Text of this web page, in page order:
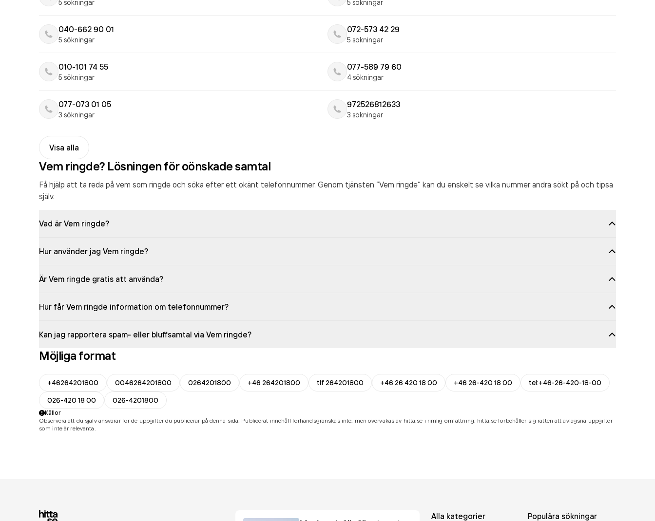
5 sökningar 5 sökningar
040-662 90 01
5 sökningar
072-573 42 29
5 sökningar
010-101 74 55
5 sökningar
077-589 79 60
4 sökningar
077-073 01 05
3 sökningar
972526812633
3 sökningar
Visa alla
Vem ringde? Lösningen för oönskade samtal
Få hjälp att ta reda på vem som ringde och söka efter ett okänt telefonnummer. Genom tjänsten “Vem ringde” kan du enskelt se vilka nummer andra sökt på och tipsa
själv.
Vad är Vem ringde?
Hur använder jag Vem ringde?
Är Vem ringde gratis att använda?
Hur får Vem ringde information om telefonnummer?
Kan jag rapportera spam- eller bluffsamtal via Vem ringde?
Möjliga format
+46264201800 0046264201800 0264201800 +46 264201800 tlf 264201800 +46 26 420 18 00 +46 26-420 18 00
tel:+46-26-420-18-00
026-420 18 00
026-4201800
Källor
Observera att du själv ansvarar för de uppgifter du publicerar på denna sida. Publicerat innehåll förhandsgranskas inte, men övervakas av hitta.se i rimlig omfattning. hitta.se förbehåller sig rätten att avlägsna uppgifter
som inte är relevanta.
Alla kategorier Populära sökningar